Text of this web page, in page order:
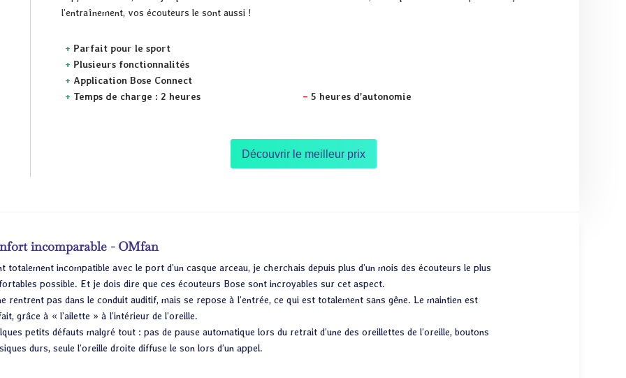
l’entraînement, vos écouteurs le sont aussi !
+ Parfait pour le sport
+ Plusieurs fonctionnalités
+ Application Bose Connect
+ Temps de charge : 2 heures – 5 heures d’autonomie
Découvrir le meilleur prix
incomparable - OMfan
totalement incompatible avec le port d’un casque arceau, je cherchais depuis plus d’un mois des écouteurs le plus
possible. Et je dois dire que ces écouteurs Bose sont incroyables sur cet aspect.
rentrent pas dans le conduit auditif, mais se repose à l’entrée, ce qui est totalement sans gêne. Le maintien est
grâce à « l’ailette » à l’intérieur de l’oreille.
petits défauts malgré tout : pas de pause automatique lors du retrait d’une des oreillettes de l’oreille, boutons
durs, seule l’oreille droite diffuse le son lors d’un appel.